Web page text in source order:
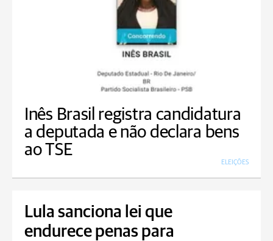
Inês Brasil registra candidatura
a deputada e não declara bens
ao TSE
ELEIÇÕES
Lula sanciona lei que
endurece penas para